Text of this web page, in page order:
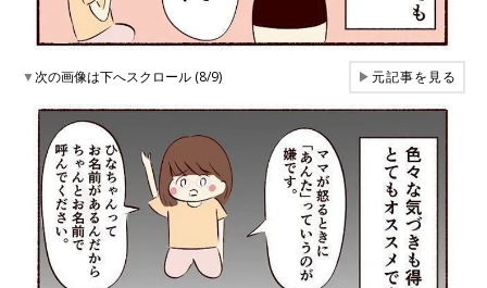
▼次の画像は下へスクロール (8/9) ▶元記事を見る